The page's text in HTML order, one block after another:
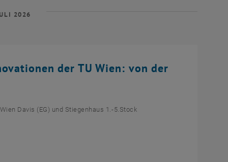
2026
der TU Wien: von der
Davis (EG) und Stiegenhaus 1.-5.Stock